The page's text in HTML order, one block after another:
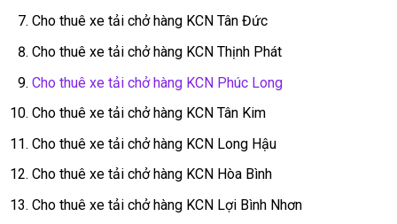
Cho thuê xe tải chở hàng KCN Tân Đức
Cho thuê xe tải chở hàng KCN Thịnh Phát
Cho thuê xe tải chở hàng KCN Phúc Long
Cho thuê xe tải chở hàng KCN Tân Kim
Cho thuê xe tải chở hàng KCN Long Hậu
Cho thuê xe tải chở hàng KCN Hòa Bình
Cho thuê xe tải chở hàng KCN Lợi Bình Nhơn